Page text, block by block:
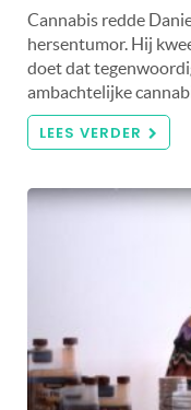
Cannabis redde
hersentumor. Hij
doet dat
ambachtelijke
LEES VERDER